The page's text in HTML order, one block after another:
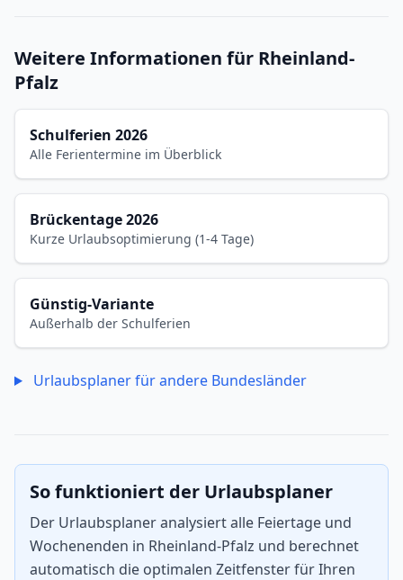
Weitere Informationen für Rheinland-
Pfalz
Schulferien 2026
Alle Ferientermine im Überblick
Brückentage 2026
Kurze Urlaubsoptimierung (1-4 Tage)
Günstig-Variante
Außerhalb der Schulferien
Urlaubsplaner für andere Bundesländer
So funktioniert der Urlaubsplaner
Der Urlaubsplaner analysiert alle Feiertage und
Wochenenden in Rheinland-Pfalz und berechnet
automatisch die optimalen Zeitfenster für Ihren